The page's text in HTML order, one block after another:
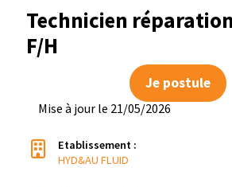
Technicien
F/H
Je postule
Mise à jour le 21/05/2026
Etablissement :
HYD&AU FLUID